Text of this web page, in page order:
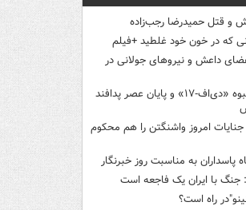
و قتل حمیدرضا رجب‌زاده
که در خون خود غلطید +فیلم
داعش و نیروهای جولانی در
استقرار انبوه «دی‌اف‑۱۷» و پایان عصر پدافند
امروز واشنگتن را هم محکوم
پاسداران به مناسبت روز خبرنگار
جنگ با ایران یک فاجعه است
راه است؟